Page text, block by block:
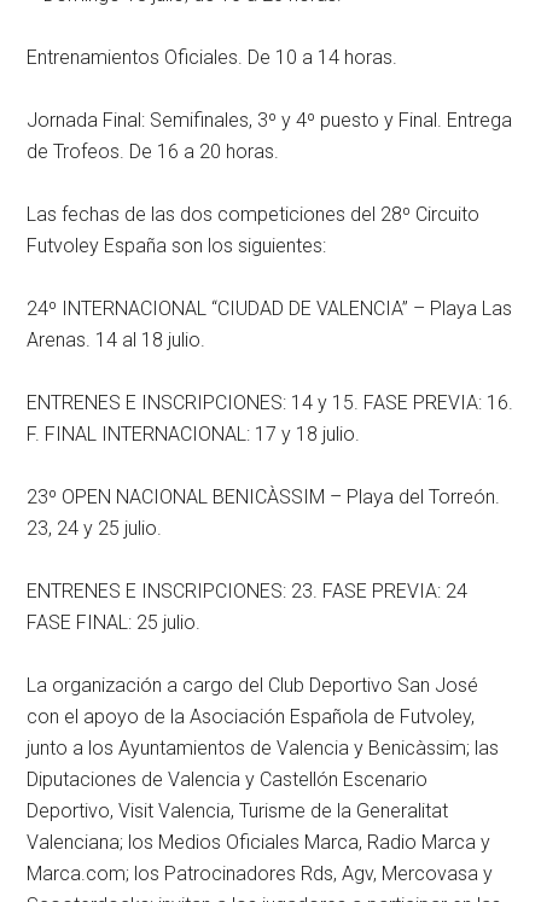
Entrenamientos Oficiales. De 10 a 14 horas.
Jornada Final: Semifinales, 3º y 4º puesto y Final. Entrega
de Trofeos. De 16 a 20 horas.
Las fechas de las dos competiciones del 28º Circuito
Futvoley España son los siguientes:
24º INTERNACIONAL “CIUDAD DE VALENCIA” – Playa Las
Arenas. 14 al 18 julio.
ENTRENES E INSCRIPCIONES: 14 y 15. FASE PREVIA: 16.
F. FINAL INTERNACIONAL: 17 y 18 julio.
23º OPEN NACIONAL BENICÀSSIM – Playa del Torreón.
23, 24 y 25 julio.
ENTRENES E INSCRIPCIONES: 23. FASE PREVIA: 24
FASE FINAL: 25 julio.
La organización a cargo del Club Deportivo San José
con el apoyo de la Asociación Española de Futvoley,
junto a los Ayuntamientos de Valencia y Benicàssim; las
Diputaciones de Valencia y Castellón Escenario
Deportivo, Visit Valencia, Turisme de la Generalitat
Valenciana; los Medios Oficiales Marca, Radio Marca y
Marca.com; los Patrocinadores Rds, Agv, Mercovasa y